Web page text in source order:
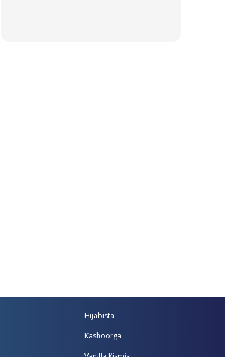
Hijabista
Kashoorga